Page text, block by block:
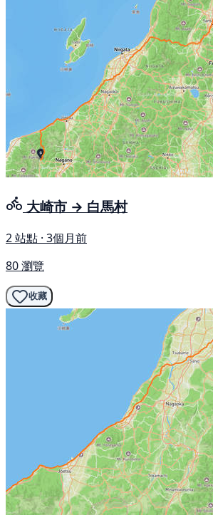
大崎市 → 白馬村
2 站點 · 3個月前
80 瀏覽
收藏